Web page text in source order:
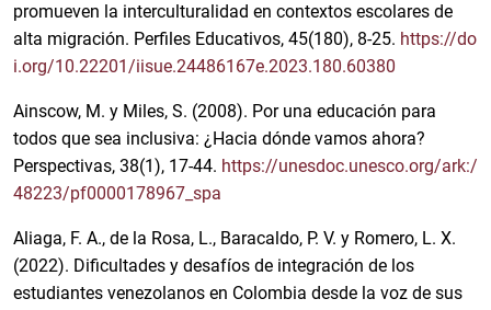
promueven la interculturalidad en contextos escolares de
alta migración. Perfiles Educativos, 45(180), 8-25. https://do
i.org/10.22201/iisue.24486167e.2023.180.60380
Ainscow, M. y Miles, S. (2008). Por una educación para
todos que sea inclusiva: ¿Hacia dónde vamos ahora?
Perspectivas, 38(1), 17-44. https://unesdoc.unesco.org/ark:/
48223/pf0000178967_spa
Aliaga, F. A., de la Rosa, L., Baracaldo, P. V. y Romero, L. X.
(2022). Dificultades y desafíos de integración de los
estudiantes venezolanos en Colombia desde la voz de sus